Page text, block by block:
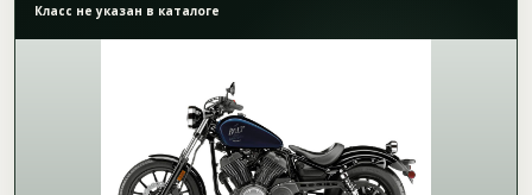
Класс не указан в каталоге